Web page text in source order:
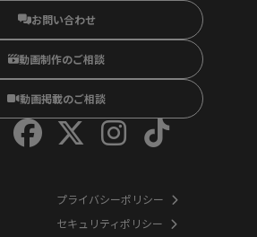
お問い合わせ
動画制作のご相談
動画掲載のご相談
プライバシーポリシー
セキュリティポリシー